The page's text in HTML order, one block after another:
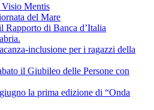
Mentis
del Mare
di Banca d’Italia
inclusione per i ragazzi della
il Giubileo delle Persone con
la prima edizione di “Onda